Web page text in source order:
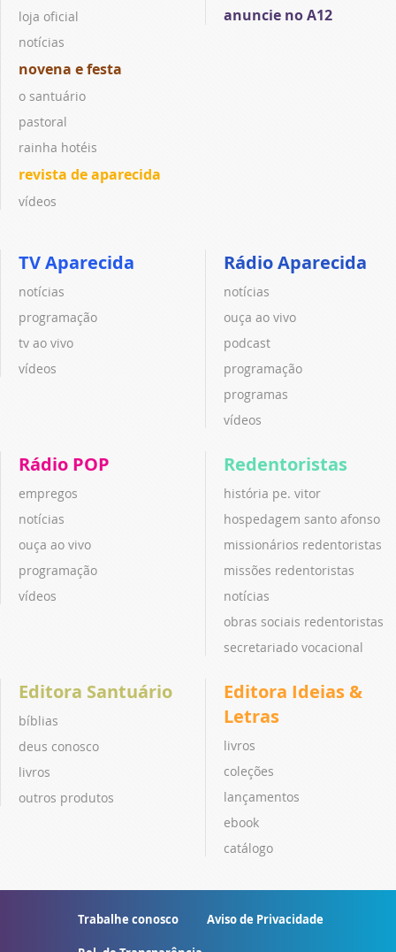
loja oficial
notícias
novena e festa
o santuário
pastoral
rainha hotéis
revista de aparecida
vídeos
anuncie no A12
TV Aparecida
notícias
programação
tv ao vivo
vídeos
Rádio Aparecida
notícias
ouça ao vivo
podcast
programação
programas
vídeos
Rádio POP
empregos
notícias
ouça ao vivo
programação
vídeos
Redentoristas
história pe. vitor
hospedagem santo afonso
missionários redentoristas
missões redentoristas
notícias
obras sociais redentoristas
secretariado vocacional
Editora Santuário
bíblias
deus conosco
livros
outros produtos
Editora Ideias &
Letras
livros
coleções
lançamentos
ebook
catálogo
Trabalhe conosco Aviso de Privacidade